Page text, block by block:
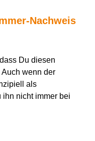
Nachweis
Du diesen
wenn der
als
nicht immer bei